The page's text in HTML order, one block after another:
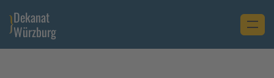
Dekanat
Würzburg